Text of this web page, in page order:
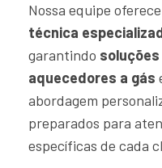
Nossa equipe
técnica
garantindo soluções
aquecedores a gás
abordagem
preparados para
específicas de cada